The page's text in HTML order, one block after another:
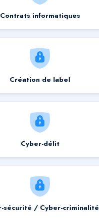
Contrats informatiques
Création de label
Cyber-délit
sécurité / Cyber-criminalité